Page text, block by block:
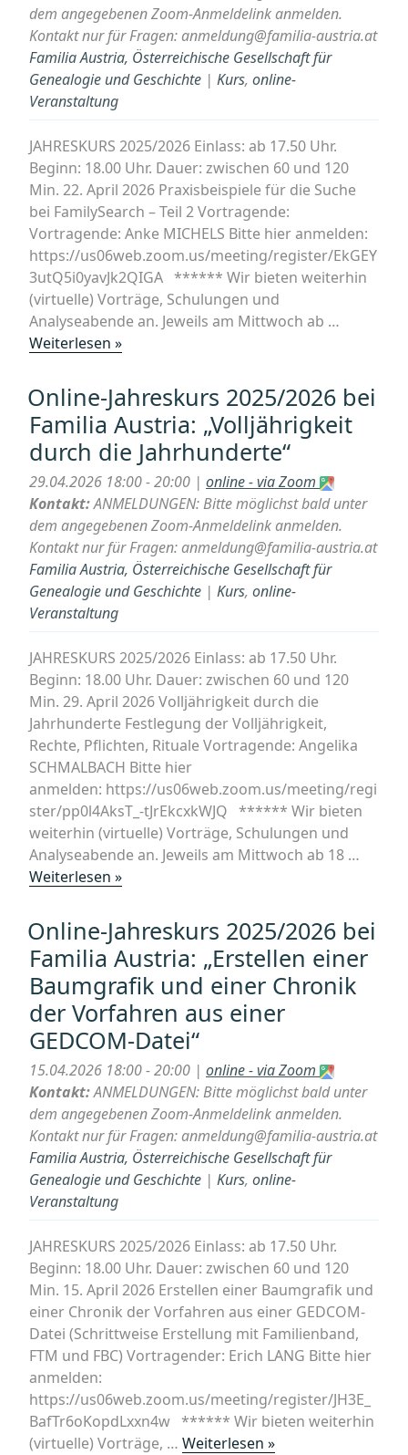
Österreich““
dem angegebenen Zoom-Anmeldelink anmelden.
Kontakt nur für Fragen: anmeldung@familia-austria.at
Familia Austria, Österreichische Gesellschaft für
Genealogie und Geschichte | Kurs, online-
Veranstaltung
JAHRESKURS 2025/2026 Einlass: ab 17.50 Uhr.
Beginn: 18.00 Uhr. Dauer: zwischen 60 und 120
Min. 22. April 2026 Praxisbeispiele für die Suche
bei FamilySearch – Teil 2 Vortragende:
Vortragende: Anke MICHELS Bitte hier anmelden:
https://us06web.zoom.us/meeting/register/EkGEY
3utQ5i0yavJk2QIGA ****** Wir bieten weiterhin
(virtuelle) Vorträge, Schulungen und
Analyseabende an. Jeweils am Mittwoch ab …
Weiterlesen »„Online-
2025/2026
bei
Familia
Austria:
„Praxisbeispiele
für
Suche
bei
FamilySearch
Teil
2““
Online-Jahreskurs 2025/2026 bei
Familia Austria: „Volljährigkeit
durch die Jahrhunderte“
29.04.2026 18:00 - 20:00 | online - via Zoom
Kontakt:ANMELDUNGEN: Bitte möglichst bald unter
dem angegebenen Zoom-Anmeldelink anmelden.
Kontakt nur für Fragen: anmeldung@familia-austria.at
Familia Austria, Österreichische Gesellschaft für
Genealogie und Geschichte | Kurs, online-
Veranstaltung
JAHRESKURS 2025/2026 Einlass: ab 17.50 Uhr.
Beginn: 18.00 Uhr. Dauer: zwischen 60 und 120
Min. 29. April 2026 Volljährigkeit durch die
Jahrhunderte Festlegung der Volljährigkeit,
Rechte, Pflichten, Rituale Vortragende: Angelika
SCHMALBACH Bitte hier
anmelden: https://us06web.zoom.us/meeting/regi
ster/pp0l4AksT_-tJrEkcxkWJQ ****** Wir bieten
weiterhin (virtuelle) Vorträge, Schulungen und
Analyseabende an. Jeweils am Mittwoch ab 18 …
Weiterlesen »„Online-
2025/2026
bei
Familia
Austria:
„Volljährigkeit
durch
die
Jahrhunderte““
Online-Jahreskurs 2025/2026 bei
Familia Austria: „Erstellen einer
Baumgrafik und einer Chronik
der Vorfahren aus einer
GEDCOM-Datei“
15.04.2026 18:00 - 20:00 | online - via Zoom
Kontakt:ANMELDUNGEN: Bitte möglichst bald unter
dem angegebenen Zoom-Anmeldelink anmelden.
Kontakt nur für Fragen: anmeldung@familia-austria.at
Familia Austria, Österreichische Gesellschaft für
Genealogie und Geschichte | Kurs, online-
Veranstaltung
JAHRESKURS 2025/2026 Einlass: ab 17.50 Uhr.
Beginn: 18.00 Uhr. Dauer: zwischen 60 und 120
Min. 15. April 2026 Erstellen einer Baumgrafik und
einer Chronik der Vorfahren aus einer GEDCOM-
Datei (Schrittweise Erstellung mit Familienband,
FTM und FBC) Vortragender: Erich LANG Bitte hier
anmelden:
https://us06web.zoom.us/meeting/register/JH3E_
BafTr6oKopdLxxn4w ****** Wir bieten weiterhin
(virtuelle) Vorträge, … Weiterlesen »„Online-